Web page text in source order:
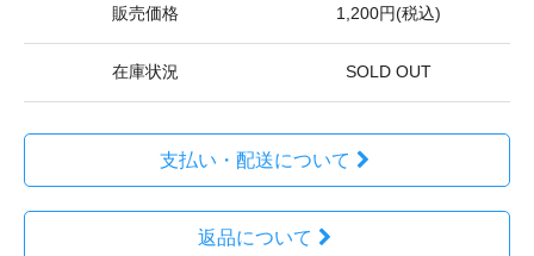
販売価格 1,200円(税込)
在庫状況 SOLD OUT
支払い・配送について
返品について